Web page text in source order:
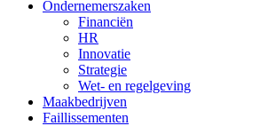
Ondernemerszaken
Financiën
HR
Innovatie
Strategie
Wet- en regelgeving
Maakbedrijven
Faillissementen